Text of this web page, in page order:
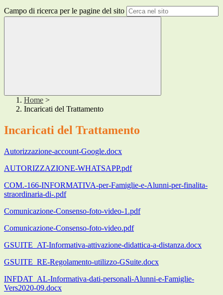
Campo di ricerca per le pagine del sito
Home >
Incaricati del Trattamento
Incaricati del Trattamento
Autorizzazione-account-Google.docx
AUTORIZZAZIONE-WHATSAPP.pdf
COM.-166-INFORMATIVA-per-Famiglie-e-Alunni-per-finalita-
straordinaria-di-.pdf
Comunicazione-Consenso-foto-video-1.pdf
Comunicazione-Consenso-foto-video.pdf
GSUITE_AT-Informativa-attivazione-didattica-a-distanza.docx
GSUITE_RE-Regolamento-utilizzo-GSuite.docx
INFDAT_AL-Informativa-dati-personali-Alunni-e-Famiglie-
Vers2020-09.docx